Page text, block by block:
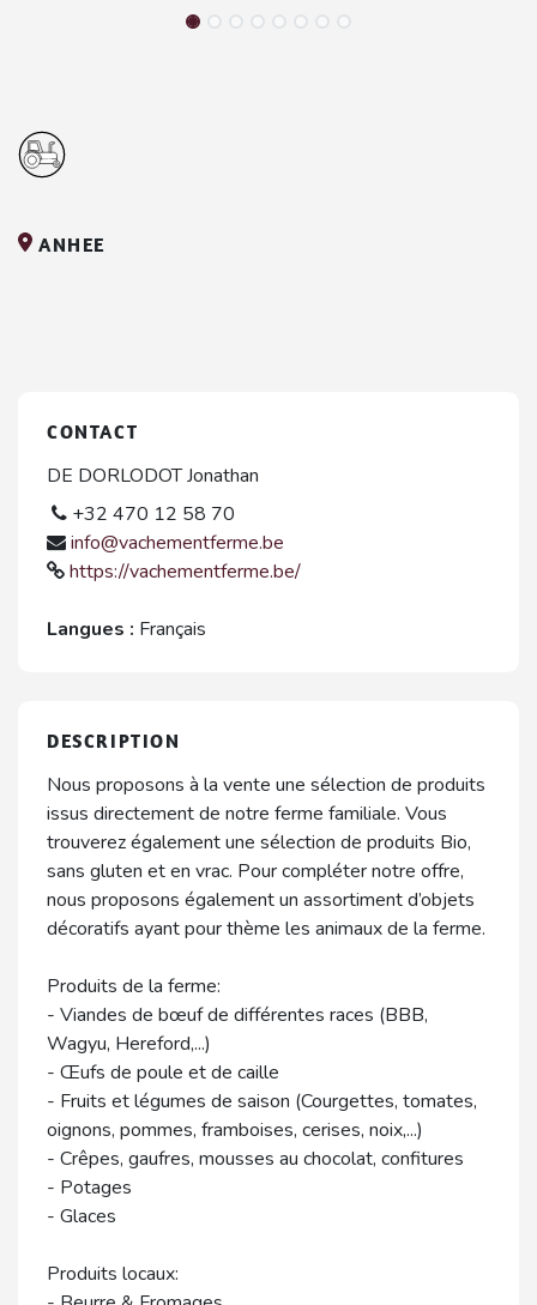
ANHEE
CONTACT
DE DORLODOT Jonathan
+32 470 12 58 70
info@vachementferme.be
https://vachementferme.be/
Langues : Français
DESCRIPTION
Nous proposons à la vente une sélection de produits
issus directement de notre ferme familiale. Vous
trouverez également une sélection de produits Bio,
sans gluten et en vrac. Pour compléter notre offre,
nous proposons également un assortiment d’objets
décoratifs ayant pour thème les animaux de la ferme.
Produits de la ferme:
- Viandes de bœuf de différentes races (BBB,
Wagyu, Hereford,...)
- Œufs de poule et de caille
- Fruits et légumes de saison (Courgettes, tomates,
oignons, pommes, framboises, cerises, noix,...)
- Crêpes, gaufres, mousses au chocolat, confitures
- Potages
- Glaces
Produits locaux: